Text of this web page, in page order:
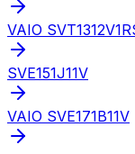
VAIO
SVE151J11V
VAIO SVE171B11V